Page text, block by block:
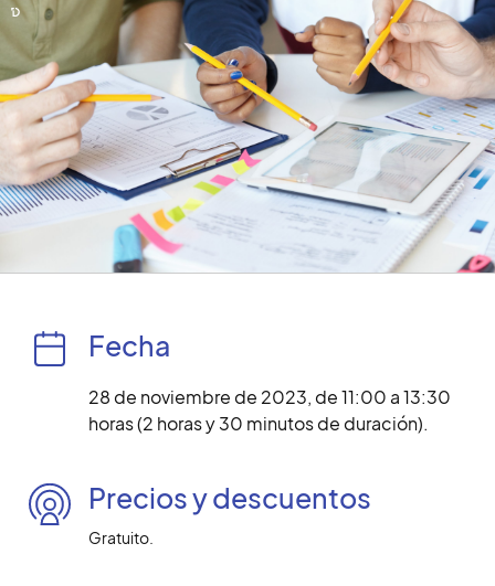
Fecha
28 de noviembre de 2023, de 11:00 a 13:30
horas (2 horas y 30 minutos de duración).
Precios y descuentos
Gratuito.